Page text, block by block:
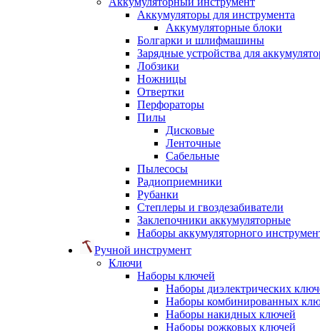
Аккумуляторы для инструмента
Аккумуляторные блоки
Болгарки и шлифмашины
Зарядные устройства для
Лобзики
Ножницы
Отвертки
Перфораторы
Пилы
Дисковые
Ленточные
Сабельные
Пылесосы
Радиоприемники
Рубанки
Степлеры и гвоздезабиватели
Заклепочники аккумуляторные
Наборы аккумуляторного
Ручной инструмент
Ключи
Наборы ключей
Наборы диэлектрических
Наборы комбинированных
Наборы накидных ключей
Наборы рожковых ключей